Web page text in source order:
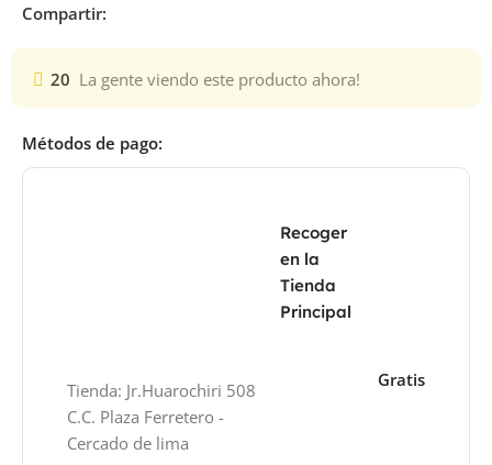
Compartir:
20 La gente viendo este producto ahora!
Métodos de pago:
Recoger
en la
Tienda
Principal
Tienda: Jr.Huarochiri 508
C.C. Plaza Ferretero -
Cercado de lima
Gratis